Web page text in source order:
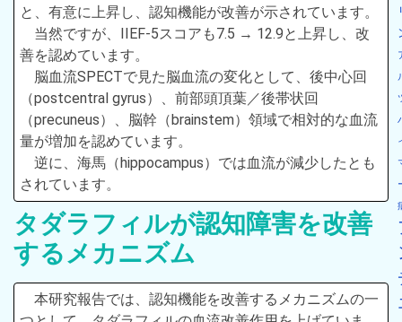
と、有意に上昇し、認知機能が改善が示されています。
当然ですが、IIEF-5スコアも7.5 → 12.9と上昇し、改
善を認めています。
脳血流SPECTで見た脳血流の変化として、後中心回
（postcentral gyrus）、前部頭頂葉／後帯状回
（precuneus）、脳幹（brainstem）領域で相対的な血流
量が増加を認めています。
逆に、海馬（hippocampus）では血流が減少したとも
されています。
タダラフィルが認知障害を改善
するメカニズム
本研究報告では、認知機能を改善するメカニズムの一